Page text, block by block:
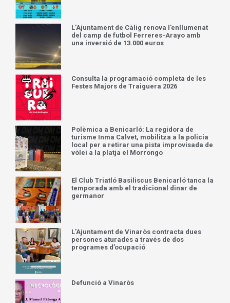
L’Ajuntament de Càlig renova l’enllumenat
del camp de futbol Ferreres-Arayo amb
una inversió de 13.000 euros
Consulta la programació completa de les
Festes Majors de Traiguera 2026
Polèmica a Benicarló: La regidora de
turisme Inma Calvet, mobilitza a la policia
local per a retirar una pista improvisada de
vòlei a la platja el Morrongo
El Club Triatló Basiliscus Benicarló tanca la
temporada amb el tradicional dinar de
germanor
L’Ajuntament de Vinaròs contracta dues
persones aturades a través de dos
programes d’ocupació
Defunció a Vinaròs